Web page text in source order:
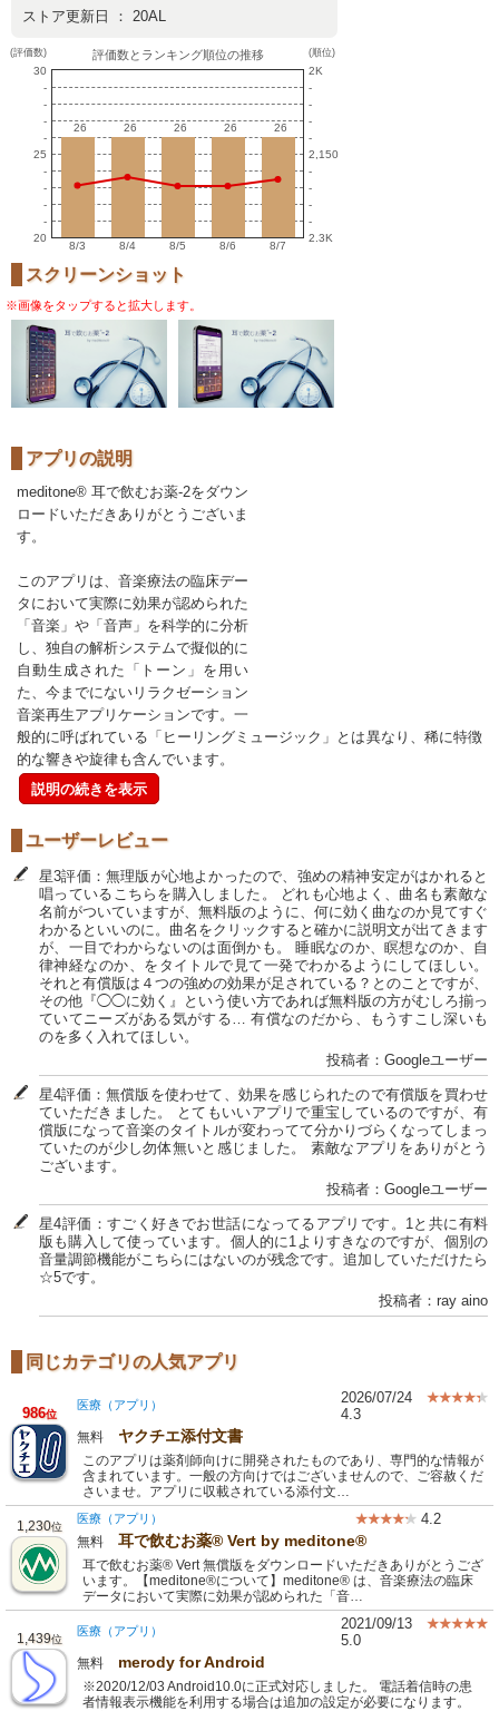
ストア更新日 ： 20AL
(評価数)
30
-
-
-
-
25
-
-
-
-
20
評価数とランキング順位の推移
26
26 26
26 26
26 26
26 26
26
8/3 8/4 8/5 8/6 8/7
(順位)
2K
-
-
-
-
2,150
-
-
-
-
2.3K
スクリーンショット
※画像をタップすると拡大します。
アプリの説明
meditone® 耳で飲むお薬-2をダウン
ロードいただきありがとうございま
す。
このアプリは、音楽療法の臨床デー
タにおいて実際に効果が認められた
「音楽」や「音声」を科学的に分析
し、独自の解析システムで擬似的に
自動生成された「トーン」を用い
た、今までにないリラクゼーション
音楽再生アプリケーションです。一
般的に呼ばれている「ヒーリングミュージック」とは異なり、稀に特徴
的な響きや旋律も含んでいます。
説明の続きを表示
ユーザーレビュー
星3評価：無理版が心地よかったので、強めの精神安定がはかれると
唱っているこちらを購入しました。 どれも心地よく、曲名も素敵な
名前がついていますが、無料版のように、何に効く曲なのか見てすぐ
わかるといいのに。曲名をクリックすると確かに説明文が出てきます
が、一目でわからないのは面倒かも。 睡眠なのか、瞑想なのか、自
律神経なのか、をタイトルで見て一発でわかるようにしてほしい。
それと有償版は４つの強めの効果が足されている？とのことですが、
その他『◯◯に効く』という使い方であれば無料版の方がむしろ揃っ
ていてニーズがある気がする… 有償なのだから、もうすこし深いも
のを多く入れてほしい。
投稿者：Googleユーザー
星4評価：無償版を使わせて、効果を感じられたので有償版を買わせ
ていただきました。 とてもいいアプリで重宝しているのですが、有
償版になって音楽のタイトルが変わってて分かりづらくなってしまっ
ていたのが少し勿体無いと感じました。 素敵なアプリをありがとう
ございます。
投稿者：Googleユーザー
星4評価：すごく好きでお世話になってるアプリです。1と共に有料
版も購入して使っています。個人的に1よりすきなのですが、個別の
音量調節機能がこちらにはないのが残念です。追加していただけたら
☆5です。
投稿者：ray aino
同じカテゴリの人気アプリ
986位
医療（アプリ）
2026/07/24
4.3
無料 ヤクチエ添付文書
このアプリは薬剤師向けに開発されたものであり、専門的な情報が
含まれています。一般の方向けではございませんので、ご容赦くだ
さいませ。アプリに収載されている添付文…
1,230位
医療（アプリ） 4.2
無料 耳で飲むお薬® Vert by meditone®
耳で飲むお薬® Vert 無償版をダウンロードいただきありがとうござ
います。【meditone®について】meditone® は、音楽療法の臨床
データにおいて実際に効果が認められた「音…
1,439位
医療（アプリ）
2021/09/13
5.0
無料 merody for Android
※2020/12/03 Android10.0に正式対応しました。 電話着信時の患
者情報表示機能を利用する場合は追加の設定が必要になります。